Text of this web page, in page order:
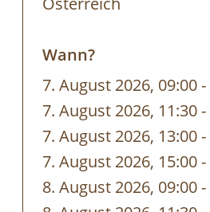
Wann?
7. August 2026, 09:00-
7. August 2026, 11:30-
7. August 2026, 13:00-
7. August 2026, 15:00-
8. August 2026, 09:00-